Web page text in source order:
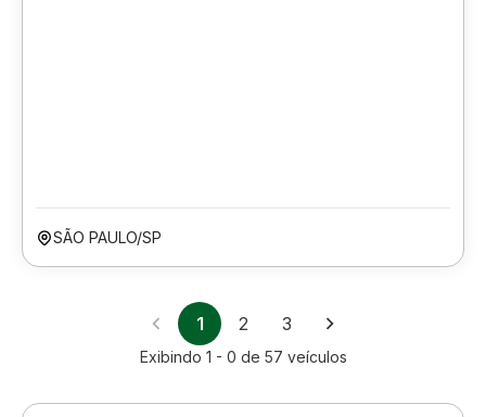
SÃO PAULO/SP
1 2 3
Exibindo 1 - 0 de 57 veículos